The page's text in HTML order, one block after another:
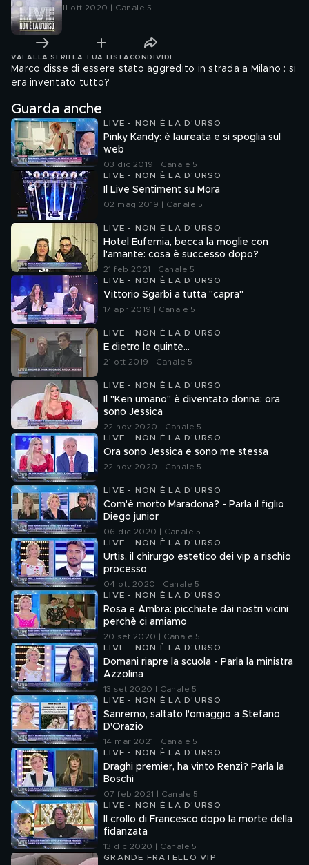
11 ott 2020 | Canale 5
VAI ALLA SERIE LA TUA LISTA CONDIVIDI
Marco disse di essere stato aggredito in strada a Milano : si
era inventato tutto?
Guarda anche
LIVE - NON È LA D'URSO
Pinky Kandy: è laureata e si spoglia sul
web
03 dic 2019 | Canale 5
LIVE - NON È LA D'URSO
Il Live Sentiment su Mora
02 mag 2019 | Canale 5
LIVE - NON È LA D'URSO
Hotel Eufemia, becca la moglie con
l'amante: cosa è successo dopo?
21 feb 2021 | Canale 5
LIVE - NON È LA D'URSO
Vittorio Sgarbi a tutta "capra"
17 apr 2019 | Canale 5
LIVE - NON È LA D'URSO
E dietro le quinte...
21 ott 2019 | Canale 5
LIVE - NON È LA D'URSO
Il "Ken umano" è diventato donna: ora
sono Jessica
22 nov 2020 | Canale 5
LIVE - NON È LA D'URSO
Ora sono Jessica e sono me stessa
22 nov 2020 | Canale 5
LIVE - NON È LA D'URSO
Com'è morto Maradona? - Parla il figlio
Diego junior
06 dic 2020 | Canale 5
LIVE - NON È LA D'URSO
Urtis, il chirurgo estetico dei vip a rischio
processo
04 ott 2020 | Canale 5
LIVE - NON È LA D'URSO
Rosa e Ambra: picchiate dai nostri vicini
perchè ci amiamo
20 set 2020 | Canale 5
LIVE - NON È LA D'URSO
Domani riapre la scuola - Parla la ministra
Azzolina
13 set 2020 | Canale 5
LIVE - NON È LA D'URSO
Sanremo, saltato l'omaggio a Stefano
D'Orazio
14 mar 2021 | Canale 5
LIVE - NON È LA D'URSO
Draghi premier, ha vinto Renzi? Parla la
Boschi
07 feb 2021 | Canale 5
LIVE - NON È LA D'URSO
Il crollo di Francesco dopo la morte della
fidanzata
13 dic 2020 | Canale 5
GRANDE FRATELLO VIP